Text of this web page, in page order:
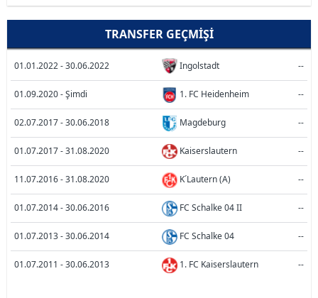
TRANSFER GEÇMIŞI
01.01.2022 - 30.06.2022 Ingolstadt --
01.09.2020 - Şimdi 1. FC Heidenheim --
02.07.2017 - 30.06.2018 Magdeburg --
01.07.2017 - 31.08.2020 Kaiserslautern --
11.07.2016 - 31.08.2020 K´Lautern (A) --
01.07.2014 - 30.06.2016 FC Schalke 04 II --
01.07.2013 - 30.06.2014 FC Schalke 04 --
01.07.2011 - 30.06.2013 1. FC Kaiserslautern --